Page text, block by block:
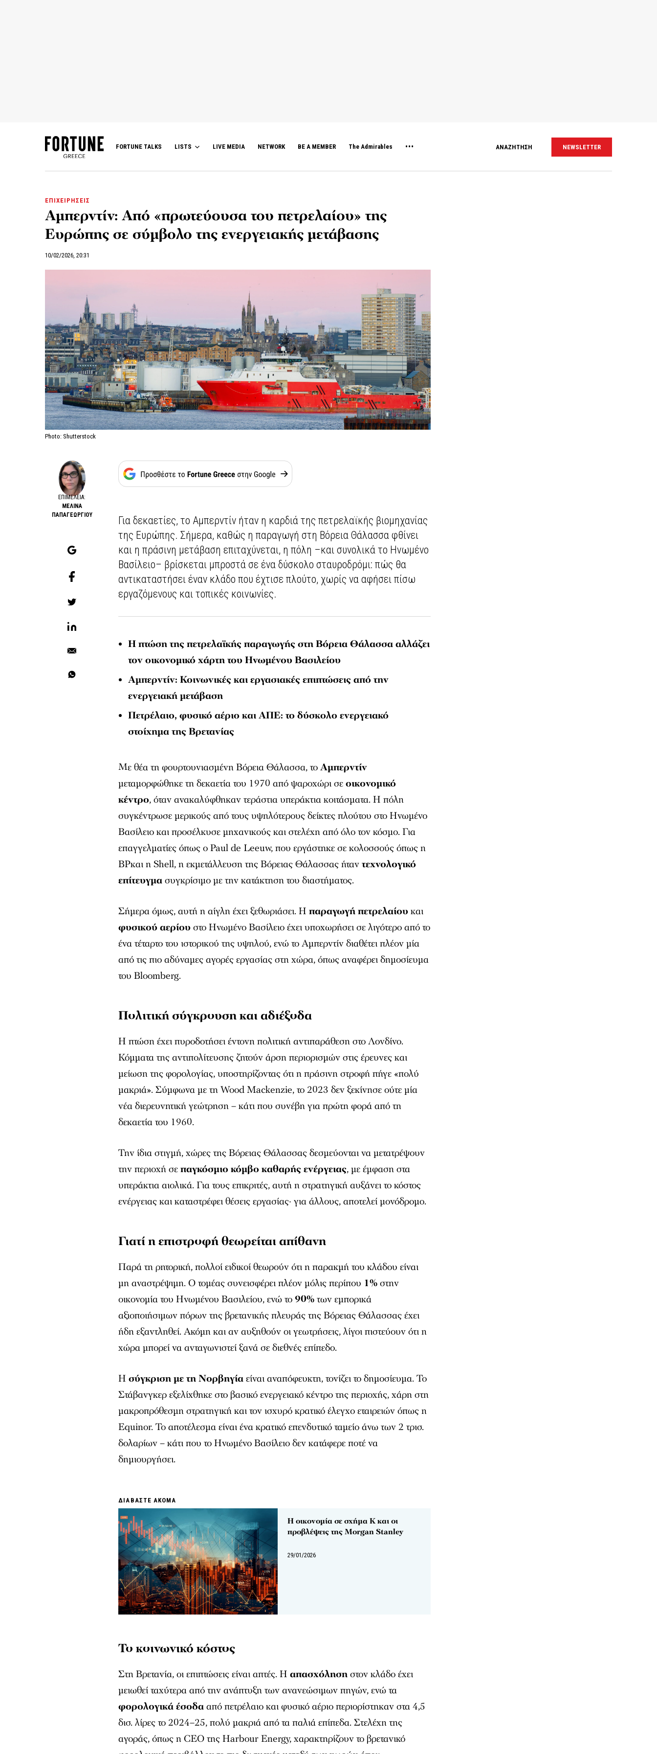
FORTUNE TALKS LISTS LIVE MEDIA NETWORK BE A MEMBER The Admirables ΑΝΑΖΗΤΗΣΗ NEWSLETTER
ΕΠΙΧΕΙΡΗΣΕΙΣ
Αμπερντίν: Από «πρωτεύουσα του πετρελαίου» της
Ευρώπης σε σύμβολο της ενεργειακής μετάβασης
10/02/2026, 20:31
Photo: Shutterstock
ΕΠΙΜΈΛΕΙΑ:
ΜΕΛΙΝΑ
ΠΑΠΑΓΕΩΡΓΙΟΥ
Για δεκαετίες, το Αμπερντίν ήταν η καρδιά της πετρελαϊκής βιομηχανίας
της Ευρώπης. Σήμερα, καθώς η παραγωγή στη Βόρεια Θάλασσα φθίνει
και η πράσινη μετάβαση επιταχύνεται, η πόλη –και συνολικά το Ηνωμένο
Βασίλειο– βρίσκεται μπροστά σε ένα δύσκολο σταυροδρόμι: πώς θα
αντικαταστήσει έναν κλάδο που έχτισε πλούτο, χωρίς να αφήσει πίσω
εργαζόμενους και τοπικές κοινωνίες.
Η πτώση της πετρελαϊκής παραγωγής στη Βόρεια Θάλασσα αλλάζει
τον οικονομικό χάρτη του Ηνωμένου Βασιλείου
Αμπερντίν: Κοινωνικές και εργασιακές επιπτώσεις από την
ενεργειακή μετάβαση
Πετρέλαιο, φυσικό αέριο και ΑΠΕ: το δύσκολο ενεργειακό
στοίχημα της Βρετανίας
Με θέα τη φουρτουνιασμένη Βόρεια Θάλασσα, τοΑμπερντίν
μεταμορφώθηκε τη δεκαετία του 1970 από ψαροχώρι σεοικονομικό
κέντρο, όταν ανακαλύφθηκαν τεράστια υπεράκτια κοιτάσματα. Η πόλη
συγκέντρωσε μερικούς από τους υψηλότερους δείκτες πλούτου στο Ηνωμένο
Βασίλειο και προσέλκυσε μηχανικούς και στελέχη από όλο τον κόσμο. Για
επαγγελματίες όπως ο Paul de Leeuw, που εργάστηκε σε κολοσσούς όπως η
BPκαι η Shell, η εκμετάλλευση της Βόρειας Θάλασσας ήταντεχνολογικό
επίτευγμασυγκρίσιμο με την κατάκτηση του διαστήματος.
Σήμερα όμως, αυτή η αίγλη έχει ξεθωριάσει. Ηπαραγωγή πετρελαίουκαι
φυσικού αερίουστο Ηνωμένο Βασίλειο έχει υποχωρήσει σε λιγότερο από το
ένα τέταρτο του ιστορικού της υψηλού, ενώ το Αμπερντίν διαθέτει πλέον μία
από τις πιο αδύναμες αγορές εργασίας στη χώρα, όπως αναφέρει δημοσίευμα
του Bloomberg.
Πολιτική σύγκρουση και αδιέξοδα
Η πτώση έχει πυροδοτήσει έντονη πολιτική αντιπαράθεση στο Λονδίνο.
Κόμματα της αντιπολίτευσης ζητούν άρση περιορισμών στις έρευνες και
μείωση της φορολογίας, υποστηρίζοντας ότι η πράσινη στροφή πήγε «πολύ
μακριά». Σύμφωνα με τη Wood Mackenzie, το 2023 δεν ξεκίνησε ούτε μία
νέα διερευνητική γεώτρηση – κάτι που συνέβη για πρώτη φορά από τη
δεκαετία του 1960.
Την ίδια στιγμή, χώρες της Βόρειας Θάλασσας δεσμεύονται να μετατρέψουν
την περιοχή σεπαγκόσμιο κόμβο καθαρής ενέργειας, με έμφαση στα
υπεράκτια αιολικά. Για τους επικριτές, αυτή η στρατηγική αυξάνει το κόστος
ενέργειας και καταστρέφει θέσεις εργασίας· για άλλους, αποτελεί μονόδρομο.
Γιατί η επιστροφή θεωρείται απίθανη
Παρά τη ρητορική, πολλοί ειδικοί θεωρούν ότι η παρακμή του κλάδου είναι
μη αναστρέψιμη. Ο τομέας συνεισφέρει πλέον μόλις περίπου 1%στην
οικονομία του Ηνωμένου Βασιλείου, ενώ το 90%των εμπορικά
αξιοποιήσιμων πόρων της βρετανικής πλευράς της Βόρειας Θάλασσας έχει
ήδη εξαντληθεί. Ακόμη και αν αυξηθούν οι γεωτρήσεις, λίγοι πιστεύουν ότι η
χώρα μπορεί να ανταγωνιστεί ξανά σε διεθνές επίπεδο.
Ησύγκριση με τη Νορβηγίαείναι αναπόφευκτη, τονίζει το δημοσίευμα. Το
Στάβανγκερ εξελίχθηκε στο βασικό ενεργειακό κέντρο της περιοχής, χάρη στη
μακροπρόθεσμη στρατηγική και τον ισχυρό κρατικό έλεγχο εταιρειών όπως η
Equinor. Το αποτέλεσμα είναι ένα κρατικό επενδυτικό ταμείο άνω των 2 τρισ.
δολαρίων – κάτι που το Ηνωμένο Βασίλειο δεν κατάφερε ποτέ να
δημιουργήσει.
ΔΙΑΒΑΣΤΕ ΑΚΟΜΑ
Η οικονομία σε σχήμα Κ και οι
προβλέψεις της Morgan Stanley
29/01/2026
Το κοινωνικό κόστος
Στη Βρετανία, οι επιπτώσεις είναι απτές. Ηαπασχόλησηστον κλάδο έχει
μειωθεί ταχύτερα από την ανάπτυξη των ανανεώσιμων πηγών, ενώ τα
φορολογικά έσοδααπό πετρέλαιο και φυσικό αέριο περιορίστηκαν στα 4,5
δισ. λίρες το 2024–25, πολύ μακριά από τα παλιά επίπεδα. Στελέχη της
αγοράς, όπως η CEO της Harbour Energy, χαρακτηρίζουν το βρετανικό